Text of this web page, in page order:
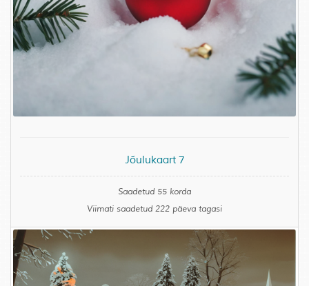
Jõulukaart 7
Saadetud 55 korda
Viimati saadetud 222 päeva tagasi